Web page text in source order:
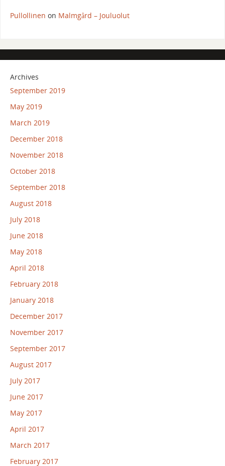
Pullollinen on Malmgård – Jouluolut
Archives
September 2019
May 2019
March 2019
December 2018
November 2018
October 2018
September 2018
August 2018
July 2018
June 2018
May 2018
April 2018
February 2018
January 2018
December 2017
November 2017
September 2017
August 2017
July 2017
June 2017
May 2017
April 2017
March 2017
February 2017